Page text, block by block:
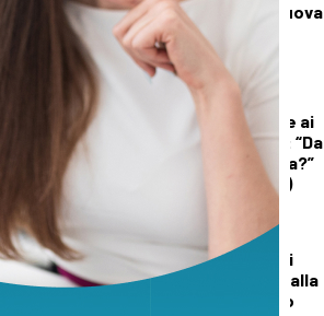
Pontremoli: è la nuova
sede della sanità
territoriale
DEMOGRAFICA
Licia Colò risponde ai
commenti sull’età: “Da
quando è un’offesa?”
(solo per le donne)
Un’altra giornata di
incendi di bosco, dalla
Toscana al Mugello